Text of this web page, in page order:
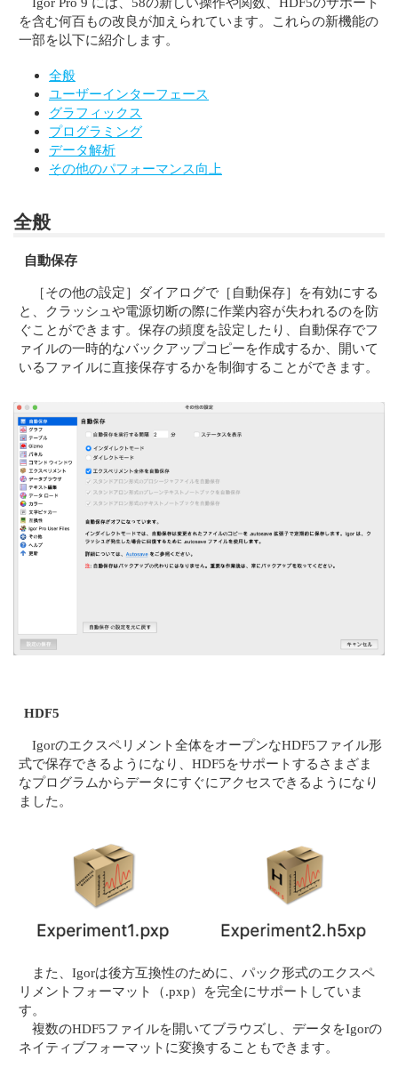
を含む何百もの改良が加えられています。これらの新機能の
一部を以下に紹介します。
全般
ユーザーインターフェース
グラフィックス
プログラミング
データ解析
その他のパフォーマンス向上
全般
自動保存
［その他の設定］ダイアログで［自動保存］を有効にする
と、クラッシュや電源切断の際に作業内容が失われるのを防
ぐことができます。保存の頻度を設定したり、自動保存でフ
ァイルの一時的なバックアップコピーを作成するか、開いて
いるファイルに直接保存するかを制御することができます。
HDF5
Igorのエクスペリメント全体をオープンなHDF5ファイル形
式で保存できるようになり、HDF5をサポートするさまざま
なプログラムからデータにすぐにアクセスできるようになり
ました。
また、Igorは後方互換性のために、パック形式のエクスペ
リメントフォーマット（.pxp）を完全にサポートしていま
す。
複数のHDF5ファイルを開いてブラウズし、データをIgorの
ネイティブフォーマットに変換することもできます。